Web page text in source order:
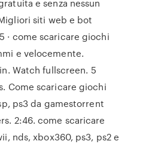
e senza nessun
siti web e bot
· come scaricare giochi
e velocemente.
Watch fullscreen. 5
Come scaricare giochi
ps3 da gamestorrent
2:46. come scaricare
nds, xbox360, ps3, ps2 e